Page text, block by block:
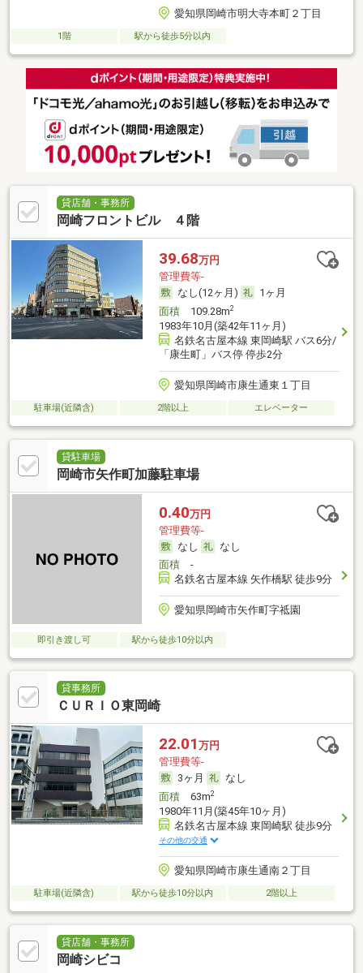
愛知県岡崎市明大寺本町２丁目
1階 駅から徒歩5分以内
貸店舗・事務所
岡崎フロントビル ４階
39.68万円
管理費等-
なし(12ヶ月)
1ヶ月
面積109.28m2
1983年10月(築42年11ヶ月)
名鉄名古屋本線 東岡崎駅 バス6分/
「康生町」バス停 停歩2分
愛知県岡崎市康生通東１丁目
駐車場(近隣含) 2階以上 エレベーター
貸駐車場
岡崎市矢作町加藤駐車場
0.40万円
管理費等-
なし
なし
面積-
名鉄名古屋本線 矢作橋駅 徒歩9分
愛知県岡崎市矢作町字祗園
即引き渡し可 駅から徒歩10分以内
貸事務所
ＣＵＲＩＯ東岡崎
22.01 万円
管理費等-
3ヶ月
なし
面積63m2
1980年11月(築45年10ヶ月)
名鉄名古屋本線 東岡崎駅 徒歩9分
その他の交通
愛知県岡崎市康生通南２丁目
駐車場(近隣含) 駅から徒歩10分以内 2階以上
貸店舗・事務所
岡崎シビコ